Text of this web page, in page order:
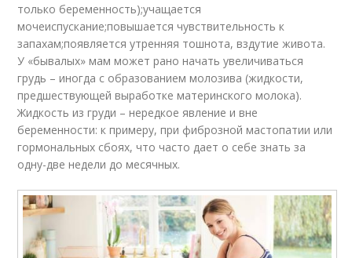
только беременность);учащается
мочеиспускание;повышается чувствительность к
запахам;появляется утренняя тошнота, вздутие живота.
У «бывалых» мам может рано начать увеличиваться
грудь – иногда с образованием молозива (жидкости,
предшествующей выработке материнского молока).
Жидкость из груди – нередкое явление и вне
беременности: к примеру, при фиброзной мастопатии или
гормональных сбоях, что часто дает о себе знать за
одну-две недели до месячных.